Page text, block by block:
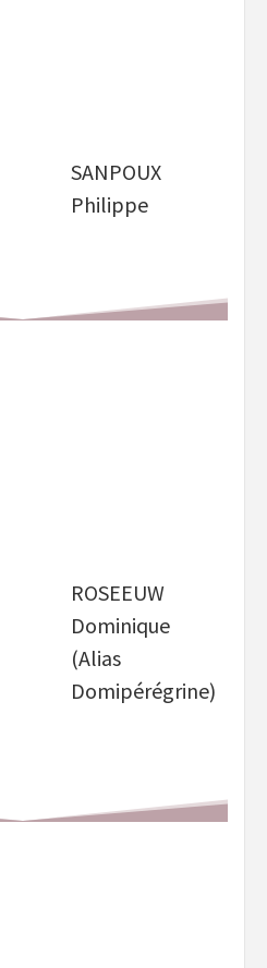
SANPOUX
Philippe
ROSEEUW
Dominique
(Alias
Domipérégrine)